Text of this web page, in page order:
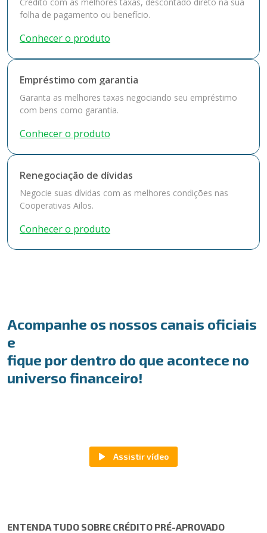
folha de pagamento ou benefício.
Conhecer o produto
Empréstimo com garantia
Garanta as melhores taxas negociando seu empréstimo
com bens como garantia.
Conhecer o produto
Renegociação de dívidas
Negocie suas dívidas com as melhores condições nas
Cooperativas Ailos.
Conhecer o produto
Acompanhe os nossos canais oficiais
e
fique por dentro do que acontece no
universo financeiro!
ENTENDA TUDO SOBRE CRÉDITO PRÉ-APROVADO